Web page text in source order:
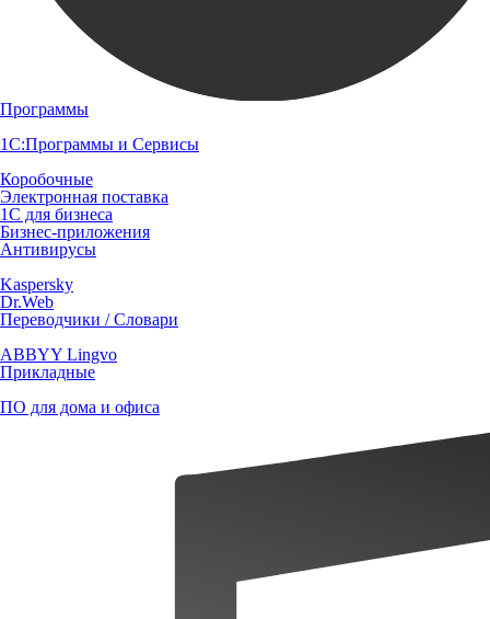
Программы
1С:Программы и Сервисы
Коробочные
Электронная поставка
1С для бизнеса
Бизнес-приложения
Антивирусы
Kaspersky
Dr.Web
Переводчики / Словари
ABBYY Lingvo
Прикладные
ПО для дома и офиса